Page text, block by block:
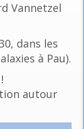
Vannetzel
dans les
à Pau).
autour